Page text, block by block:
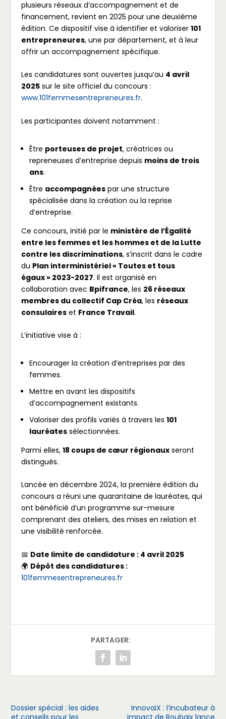
plusieurs réseaux d’accompagnement et de
financement, revient en 2025 pour une deuxième
édition. Ce dispositif vise à identifier et valoriser101
entrepreneures, une par département, et à leur
offrir un accompagnement spécifique.
Les candidatures sont ouvertes jusqu’au 4 avril
2025 sur le site officiel du concours :
www.101femmesentrepreneures.fr.
Les participantes doivent notamment :
Être porteuses de projet, créatrices ou
repreneuses d’entreprise depuis moins de trois
ans.
Être accompagnées par une structure
spécialisée dans la création ou la reprise
d’entreprise.
Ce concours, initié par le ministère de l’Égalité
entre les femmes et les hommes et de la Lutte
contre les discriminations, s’inscrit dans le cadre
du Plan interministériel « Toutes et tous
égaux » 2023-2027. Il est organisé en
collaboration avec Bpifrance, les 26 réseaux
membres du collectif Cap Créa, les réseaux
consulaires et France Travail.
L’initiative vise à :
Encourager la création d’entreprises par des
femmes.
Mettre en avant les dispositifs
d’accompagnement existants.
Valoriser des profils variés à travers les101
lauréates sélectionnées.
Parmi elles,18 coups de cœur régionaux seront
distingués.
Lancée en décembre 2024, la première édition du
concours a réuni une quarantaine de lauréates, qui
ont bénéficié d’un programme sur-mesure
comprenant des ateliers, des mises en relation et
une visibilité renforcée.
📅 Date limite de candidature : 4 avril 2025
🌍 Dépôt des candidatures :
101femmesentrepreneures.fr
PARTAGER:
Dossier spécial : les aides
et conseils pour les
InnovaiX : l’incubateur à
impact de Roubaix lance